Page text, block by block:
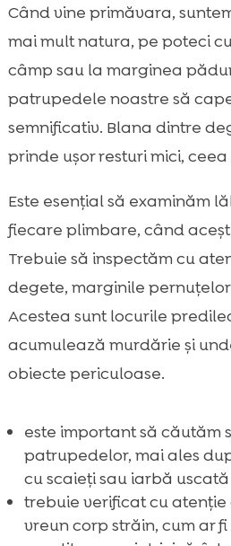
Când vine primăvara,
mai mult natura, pe poteci
câmp sau la marginea
patrupedele noastre să
semnificativ. Blana dintre
prinde ușor resturi mici,
Este esențial să examinăm
fiecare plimbare, când
Trebuie să inspectăm cu
degete, marginile
Acestea sunt locurile
acumulează murdărie și
obiecte periculoase.
este important să căutăm
patrupedelor, mai ales
cu scaieți sau iarbă uscată
trebuie verificat cu atenție
vreun corp străin, cum ar